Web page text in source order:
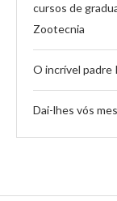
cursos de
Zootecnia
O incrível padre
Dai-lhes vós